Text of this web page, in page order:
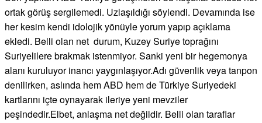
ortak görüş sergilemedi. Uzlaşıldığı söylendi. Devamında ise
her kesim kendi idolojik yönüyle yorum yapıp açıklama
ekledi. Belli olan net durum, Kuzey Suriye toprağını
Suriyelilere brakmak istenmiyor. Sanki yeni bir hegemonya
alanı kuruluyor inancı yaygınlaşıyor.Adı güvenlik veya tanpon
denilirken, aslında hem ABD hem de Türkiye Suriyedeki
kartlarını içte oynayarak ileriye yeni mevziler
peşindedir.Elbet, anlaşma net değildir. Belli olan taraflar